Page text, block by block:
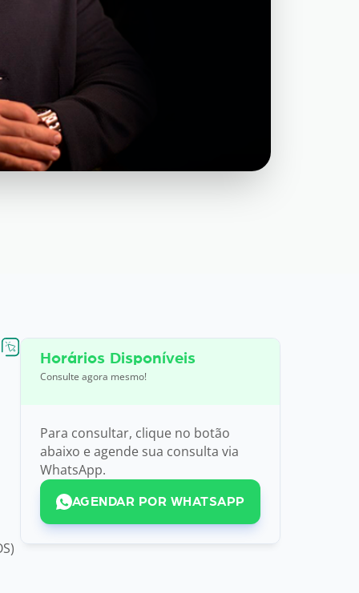
Horários Disponíveis
Consulte agora mesmo!
Para consultar, clique no botão
abaixo e agende sua consulta via
WhatsApp.
AGENDAR POR WHATSAPP